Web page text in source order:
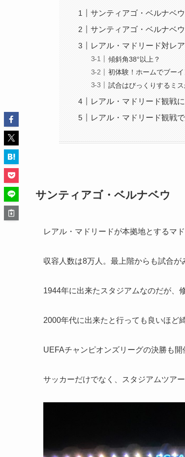
サンティアゴ・ベルナベウ
サンティアゴ・ベルナベ
レアル・マドリード対レ
傾斜角38°以上？
初体験！ホームでブー
試合はびっくりするミス
レアル・マドリード観戦
レアル・マドリード観戦
サンティアゴ・ベルナベウ
レアル・マドリードが本拠地とするマ
収容人数は8万人。最上階からも試合が
1944年に出来たスタジアムなのだが、
2000年代に出来たと行っても良いほど
UEFAチャンピオンズリーグの決勝も
サッカーだけでなく、スタジアムツアー